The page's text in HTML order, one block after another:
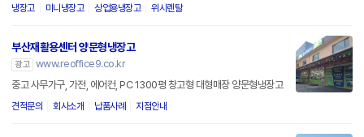
냉장고 미니냉장고 상업용냉장고 위시렌탈
부산재활용센터 양문형냉장고
광고 www.reoffice9.co.kr
중고 사무가구, 가전, 에어컨, PC 1300평 창고형 대형매장 양문형냉장고
견적문의 회사소개 납품사례 지점안내